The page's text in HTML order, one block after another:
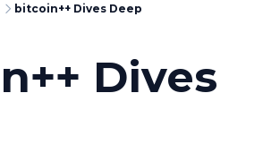
bitcoin++ Dives Deep
Dives